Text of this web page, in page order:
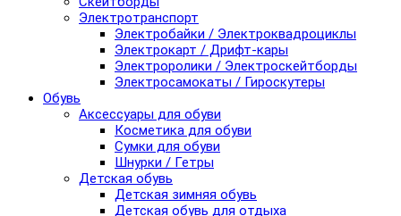
Электротранспорт
Электробайки / Электроквадроциклы
Электрокарт / Дрифт-кары
Электроролики / Электроскейтборды
Электросамокаты / Гироскутеры
Обувь
Аксессуары для обуви
Косметика для обуви
Сумки для обуви
Шнурки / Гетры
Детская обувь
Детская зимняя обувь
Детская обувь для отдыха